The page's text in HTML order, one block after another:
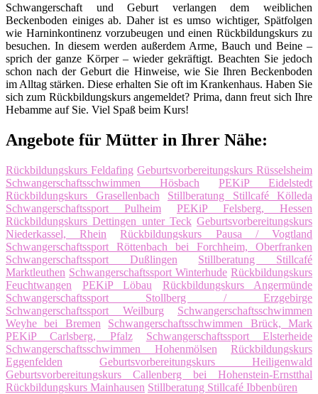
Schwangerschaft und Geburt verlangen dem weiblichen
Beckenboden einiges ab. Daher ist es umso wichtiger, Spätfolgen
wie Harninkontinenz vorzubeugen und einen Rückbildungskurs zu
besuchen. In diesem werden außerdem Arme, Bauch und Beine –
sprich der ganze Körper – wieder gekräftigt. Beachten Sie jedoch
schon nach der Geburt die Hinweise, wie Sie Ihren Beckenboden
im Alltag stärken. Diese erhalten Sie oft im Krankenhaus. Haben Sie
sich zum Rückbildungskurs angemeldet? Prima, dann freut sich Ihre
Hebamme auf Sie. Viel Spaß beim Kurs!
Angebote für Mütter in Ihrer Nähe:
Rückbildungskurs Feldafing Geburtsvorbereitungskurs Rüsselsheim
Schwangerschaftsschwimmen Hösbach
PEKiP Eidelstedt
Rückbildungskurs Grasellenbach
Stillberatung Stillcafé Kölleda
Schwangerschaftssport Pulheim
PEKiP Felsberg, Hessen
Rückbildungskurs Dettingen unter Teck Geburtsvorbereitungskurs
Niederkassel, Rhein
Rückbildungskurs Pausa / Vogtland
Schwangerschaftssport Röttenbach bei Forchheim, Oberfranken
Schwangerschaftssport Dußlingen
Stillberatung Stillcafé
Marktleuthen Schwangerschaftssport Winterhude Rückbildungskurs
Feuchtwangen
PEKiP Löbau
Rückbildungskurs Angermünde
Schwangerschaftssport Stollberg / Erzgebirge
Schwangerschaftssport Weilburg
Schwangerschaftsschwimmen
Weyhe bei Bremen
Schwangerschaftsschwimmen Brück, Mark
PEKiP Carlsberg, Pfalz
Schwangerschaftssport Elsterheide
Schwangerschaftsschwimmen Hohenmölsen
Rückbildungskurs
Eggenfelden
Geburtsvorbereitungskurs Heiligenwald
Geburtsvorbereitungskurs Callenberg bei Hohenstein-Ernstthal
Rückbildungskurs Mainhausen Stillberatung Stillcafé Ibbenbüren